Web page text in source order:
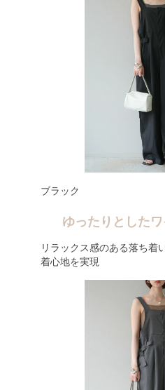
ブラック
ゆったりとした
リラックス感のある落ち着
着心地を実現